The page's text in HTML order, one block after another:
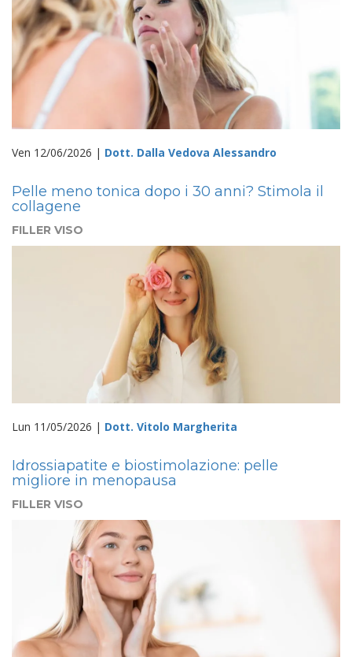
Ven 12/06/2026 | Dott. Dalla Vedova Alessandro
Pelle meno tonica dopo i 30 anni? Stimola il
collagene
FILLER VISO
Lun 11/05/2026 | Dott. Vitolo Margherita
Idrossiapatite e biostimolazione: pelle
migliore in menopausa
FILLER VISO